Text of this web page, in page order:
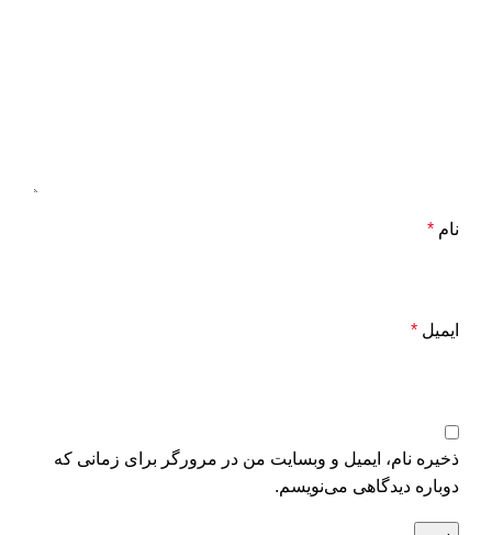
نام *
ایمیل *
ذخیره نام، ایمیل و وبسایت من در مرورگر برای زمانی که
دوباره دیدگاهی می‌نویسم.